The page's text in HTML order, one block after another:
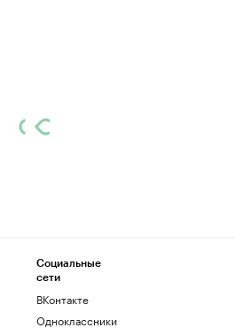
Социальные
сети
ВКонтакте
Одноклассники